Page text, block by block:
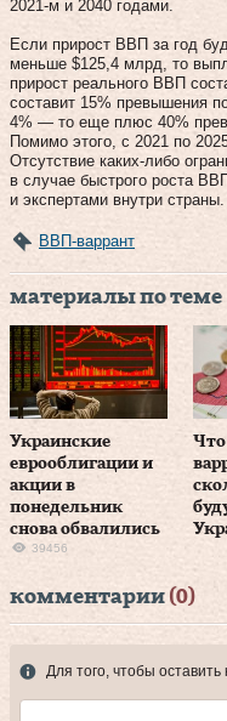
2021-м и 2040 годами.
Если прирост ВВП за год
меньше $125,4 млрд, то
прирост реального ВВП
составит 15% превышения
4% — то еще плюс 40%
Помимо этого, с 2021 по
Отсутствие каких-либо
в случае быстрого роста
и экспертами внутри страны.
ВВП-варрант
материалы по теме
Украинские
еврооблигации и
акции в
понедельник
снова обвалились
39456
комментарии (0)
Для того, чтобы